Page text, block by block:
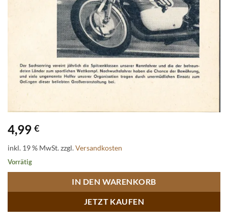
4,99 €
inkl. 19 % MwSt.zzgl.Versandkosten
Vorrätig
IN DEN WARENKORB
JETZT KAUFEN